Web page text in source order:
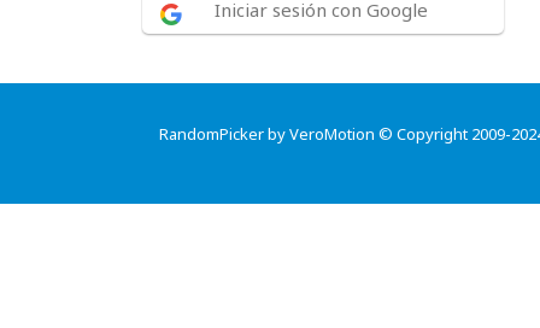
Iniciar sesión con Google
RandomPicker by VeroMotion © Copyright 2009-